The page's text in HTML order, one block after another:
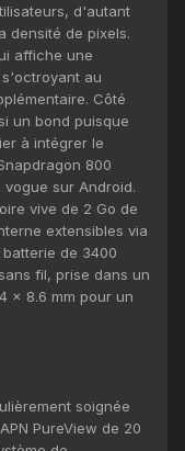
d'autant
densité de pixels.
affiche une
s'octroyant au
Côté
un bond puisque
à intégrer le
800
sur Android.
vive de 2 Go de
extensibles via
de 3400
fil, prise dans un
x 8.6 mm pour un
soignée
PureView de 20